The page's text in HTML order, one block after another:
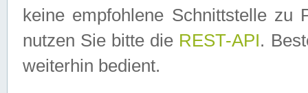
keine empfohlene Schnittstelle zu
nutzen Sie bitte die REST-API.
weiterhin bedient.